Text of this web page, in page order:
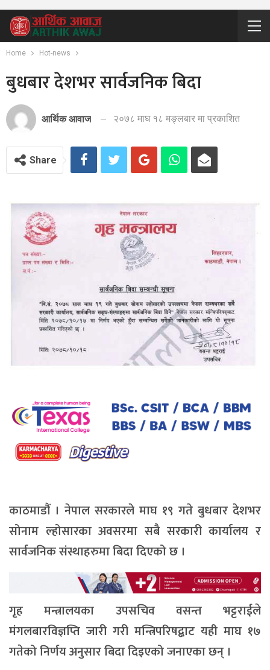
Home Hot-news
बुधबार देशभर सार्वजनिक बिदा
आर्थिक आवाज २०७८ माघ १८ मङ्लबार मा प्रकाशित
Share
काठमाडौं । नेपाल सरकारले माघ १९ गते बुधबार देशभर
सोनाम ल्होसारका अवसरमा सबै सरकारी कार्यालय र
सार्वजनिक संस्थाहरुमा बिदा दिएको छ ।
गृह मन्त्रालयका उपसचिव वसन्त भट्टराईले
मंगलबारविज्ञप्ति जारी गरी मन्त्रिपरिषद्बाट यही माघ १७
गतेको निर्णय अनुसार बिदा दिइएको जनाएका छन् ।